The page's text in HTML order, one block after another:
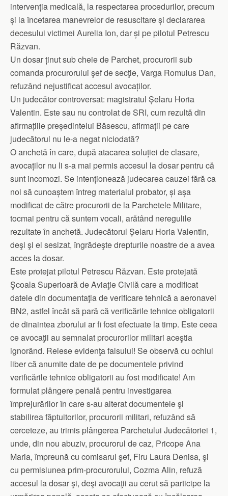
intervenția medicală, la respectarea procedurilor, precum
și la încetarea manevrelor de resuscitare și declararea
decesului victimei Aurelia Ion, dar și pe pilotul Petrescu
Răzvan.
Un dosar ținut sub cheie de Parchet, procurorii sub
comanda procurorului şef de secţie, Varga Romulus Dan,
refuzând nejustificat accesul avocaților.
Un judecător controversat: magistratul Șelaru Horia
Valentin. Este sau nu controlat de SRI, cum rezultă din
afirmațiile președintelui Băsescu, afirmații pe care
judecătorul nu le-a negat niciodată?
O anchetă în care, după atacarea soluției de clasare,
avocaților nu li s-a mai permis accesul la dosar pentru că
sunt incomozi. Se intenționează judecarea cauzei fără ca
noi să cunoaștem întreg materialul probator, și așa
modificat de către procurorii de la Parchetele Militare,
tocmai pentru că suntem vocali, arătând neregulile
rezultate în anchetă. Judecătorul Șelaru Horia Valentin,
deşi şi el sesizat, îngrădeşte drepturile noastre de a avea
acces la dosar.
Este protejat pilotul Petrescu Răzvan. Este protejată
Şcoala Superioară de Aviaţie Civilă care a modificat
datele din documentaţia de verificare tehnică a aeronavei
BN2, astfel încât să pară că verificările tehnice obligatorii
de dinaintea zborului ar fi fost efectuate la timp. Este ceea
ce avocaţii au semnalat procurorilor militari aceştia
ignorând. Reiese evidenţa falsului! Se observă cu ochiul
liber că anumite date de pe documentele privind
verificările tehnice obligatorii au fost modificate! Am
formulat plângere penală pentru investigarea
împrejurărilor în care s-au alterat documentele şi
stabilirea făptuitorilor, procurorii militari, refuzând să
cerceteze, au trimis plângerea Parchetului Judecătoriei 1,
unde, din nou abuziv, procurorul de caz, Pricope Ana
Maria, împreună cu comisarul şef, Firu Laura Denisa, şi
cu permisiunea prim-procurorului, Cozma Alin, refuză
accesul la dosar şi, deşi avocaţii au cerut să participe la